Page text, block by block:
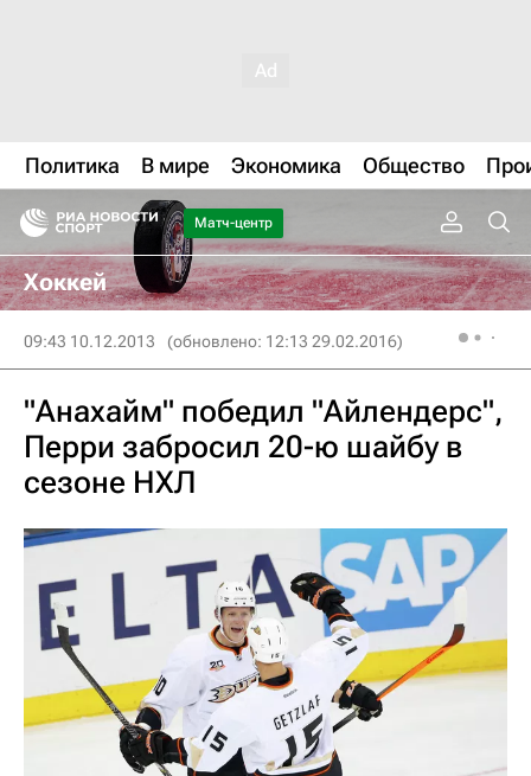
Политика В мире Экономика Общество
Матч-центр
Хоккей
09:43 10.12.2013 (обновлено: 12:13 29.02.2016)
"Анахайм" победил "Айлендерс",
Перри забросил 20-ю шайбу в
сезоне НХЛ